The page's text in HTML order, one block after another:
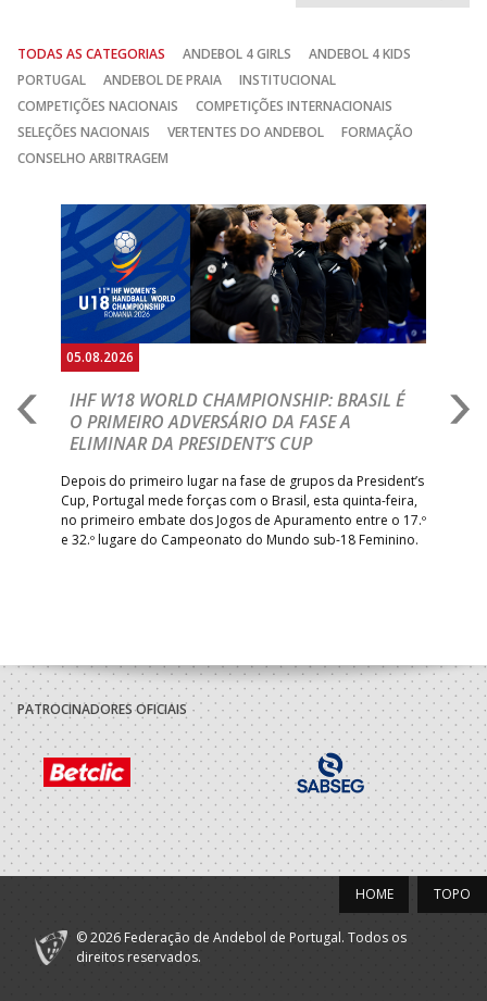
TODAS AS CATEGORIAS ANDEBOL 4 GIRLS
ANDEBOL 4 KIDS
PORTUGAL
ANDEBOL DE PRAIA
INSTITUCIONAL
COMPETIÇÕES NACIONAIS
COMPETIÇÕES INTERNACIONAIS
SELEÇÕES NACIONAIS
VERTENTES DO ANDEBOL
FORMAÇÃO
CONSELHO ARBITRAGEM
05.08.2026
IHF W18 WORLD CHAMPIONSHIP: BRASIL É
O PRIMEIRO ADVERSÁRIO DA FASE A
ELIMINAR DA PRESIDENT’S CUP
Depois do primeiro lugar na fase de grupos da President’s
Cup, Portugal mede forças com o Brasil, esta quinta-feira,
no primeiro embate dos Jogos de Apuramento entre o 17.º
e 32.º lugare do Campeonato do Mundo sub-18 Feminino.
Anterior
PATROCINADORES OFICIAIS
TOPO
HOME
© 2026 Federação de Andebol de Portugal. Todos os
direitos reservados.